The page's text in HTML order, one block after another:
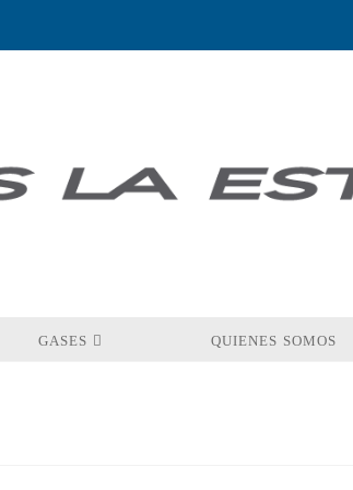
GASES QUIENES SOMOS